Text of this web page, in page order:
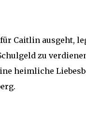
Caitlin ausgeht,
zu
heimliche